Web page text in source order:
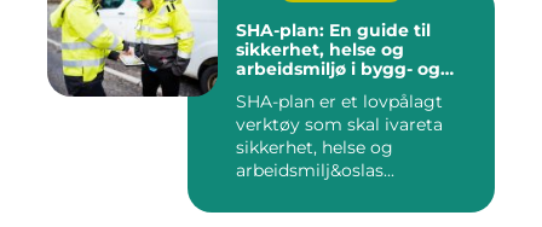
SHA-plan: En guide til
sikkerhet, helse og
arbeidsmiljø i bygg- og
SHA-plan er et lovpålagt
verktøy som skal ivareta
sikkerhet, helse og
arbeidsmilj&oslas...